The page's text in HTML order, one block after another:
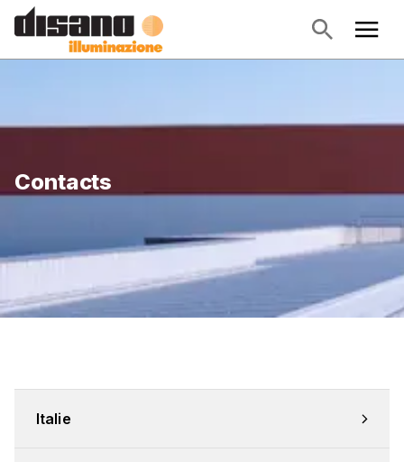
Contacts
Italie